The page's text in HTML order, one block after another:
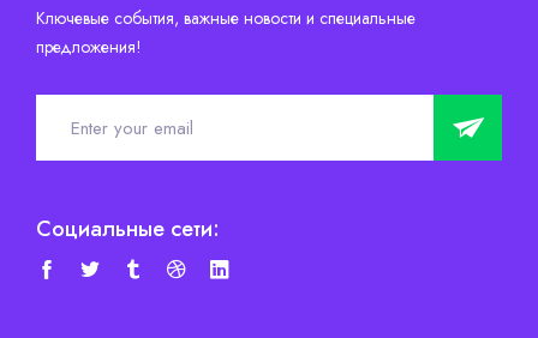
Ключевые события, важные новости и специальные
предложения!
Социальные сети: